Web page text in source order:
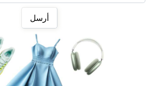
أرسل